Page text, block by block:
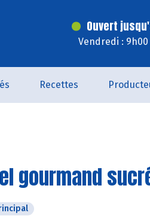
Ouvert
Vendredi : 9h00
Recettes
gourmand